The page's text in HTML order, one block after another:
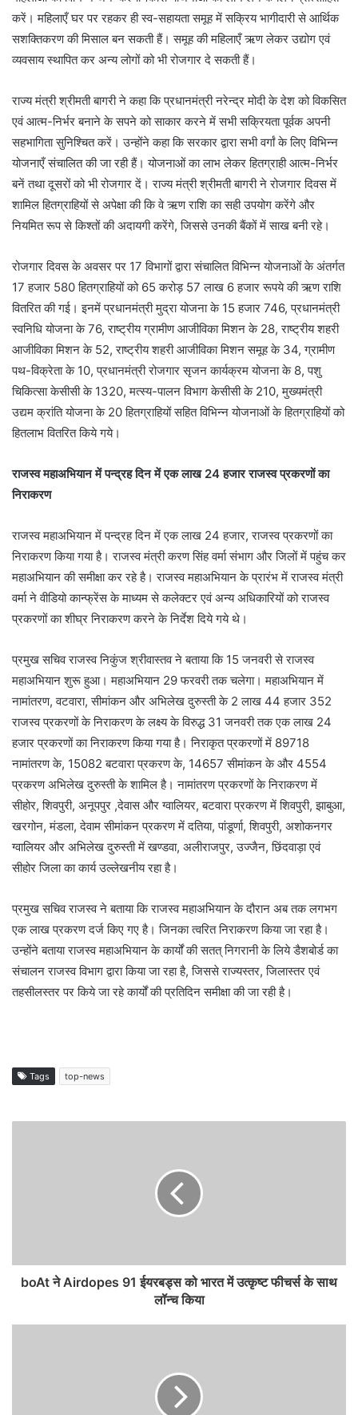
करें। महिलाएँ घर पर रहकर ही स्व-सहायता समूह में सक्रिय भागीदारी से आर्थिक
सशक्तिकरण की मिसाल बन सकती हैं। समूह की महिलाएँ ऋण लेकर उद्योग एवं
व्यवसाय स्थापित कर अन्य लोगों को भी रोजगार दे सकती हैं।
राज्य मंत्री श्रीमती बागरी ने कहा कि प्रधानमंत्री नरेन्द्र मोदी के देश को विकसित
एवं आत्म-निर्भर बनाने के सपने को साकार करने में सभी सक्रियता पूर्वक अपनी
सहभागिता सुनिश्चित करें। उन्होंने कहा कि सरकार द्वारा सभी वर्गां के लिए विभिन्न
योजनाएँ संचालित की जा रही हैं। योजनाओं का लाभ लेकर हितग्राही आत्म-निर्भर
बनें तथा दूसरों को भी रोजगार दें। राज्य मंत्री श्रीमती बागरी ने रोजगार दिवस में
शामिल हितग्राहियों से अपेक्षा की कि वे ऋण राशि का सही उपयोग करेंगे और
नियमित रूप से किश्तों की अदायगी करेंगे, जिससे उनकी बैंकों में साख बनी रहे।
रोजगार दिवस के अवसर पर 17 विभागों द्वारा संचालित विभिन्न योजनाओं के अंतर्गत
17 हजार 580 हितग्राहियों को 65 करोड़ 57 लाख 6 हजार रूपये की ऋण राशि
वितरित की गई। इनमें प्रधानमंत्री मुद्रा योजना के 15 हजार 746, प्रधानमंत्री
स्वनिधि योजना के 76, राष्ट्रीय ग्रामीण आजीविका मिशन के 28, राष्ट्रीय शहरी
आजीविका मिशन के 52, राष्ट्रीय शहरी आजीविका मिशन समूह के 34, ग्रामीण
पथ-विक्रेता के 10, प्रधानमंत्री रोजगार सृजन कार्यक्रम योजना के 8, पशु
चिकित्सा केसीसी के 1320, मत्स्य-पालन विभाग केसीसी के 210, मुख्यमंत्री
उद्यम क्रांति योजना के 20 हितग्राहियों सहित विभिन्न योजनाओं के हितग्राहियों को
हितलाभ वितरित किये गये।
राजस्व महाअभियान में पन्द्रह दिन में एक लाख 24 हजार राजस्व प्रकरणों का
निराकरण
राजस्व महाअभियान में पन्द्रह दिन में एक लाख 24 हजार, राजस्व प्रकरणों का
निराकरण किया गया है। राजस्व मंत्री करण सिंह वर्मा संभाग और जिलों में पहुंच कर
महाअभियान की समीक्षा कर रहे है। राजस्व महाअभियान के प्रारंभ में राजस्व मंत्री
वर्मा ने वीडियो कान्फ्रेंस के माध्यम से कलेक्टर एवं अन्य अधिकारियों को राजस्व
प्रकरणों का शीघ्र निराकरण करने के निर्देश दिये गये थे।
प्रमुख सचिव राजस्व निकुंज श्रीवास्तव ने बताया कि 15 जनवरी से राजस्व
महाअभियान शुरू हुआ। महाअभियान 29 फरवरी तक चलेगा। महाअभियान में
नामांतरण, वटवारा, सीमांकन और अभिलेख दुरुस्ती के 2 लाख 44 हजार 352
राजस्व प्रकरणों के निराकरण के लक्ष्य के विरुद्ध 31 जनवरी तक एक लाख 24
हजार प्रकरणों का निराकरण किया गया है। निराकृत प्रकरणों में 89718
नामांतरण के, 15082 बटवारा प्रकरण के, 14657 सीमांकन के और 4554
प्रकरण अभिलेख दुरुस्ती के शामिल है। नामांतरण प्रकरणों के निराकरण में
सीहोर, शिवपुरी, अनूपपुर ,देवास और ग्वालियर, बटवारा प्रकरण में शिवपुरी, झाबुआ,
खरगोन, मंडला, देवाम सीमांकन प्रकरण में दतिया, पांडूर्णा, शिवपुरी, अशोकनगर
ग्वालियर और अभिलेख दुरुस्ती में खण्डवा, अलीराजपुर, उज्जैन, छिंदवाड़ा एवं
सीहोर जिला का कार्य उल्लेखनीय रहा है।
प्रमुख सचिव राजस्व ने बताया कि राजस्व महाअभियान के दौरान अब तक लगभग
एक लाख प्रकरण दर्ज किए गए है। जिनका त्वरित निराकरण किया जा रहा है।
उन्होंने बताया राजस्व महाअभियान के कार्यों की सतत् निगरानी के लिये डैशबोर्ड का
संचालन राजस्व विभाग द्वारा किया जा रहा है, जिससे राज्यस्तर, जिलास्तर एवं
तहसीलस्तर पर किये जा रहे कार्यों की प्रतिदिन समीक्षा की जा रही है।
Tags top-news
boAt ने Airdopes 91 ईयरबड्स को भारत में उत्कृष्ट फीचर्स के साथ
लॉन्च किया